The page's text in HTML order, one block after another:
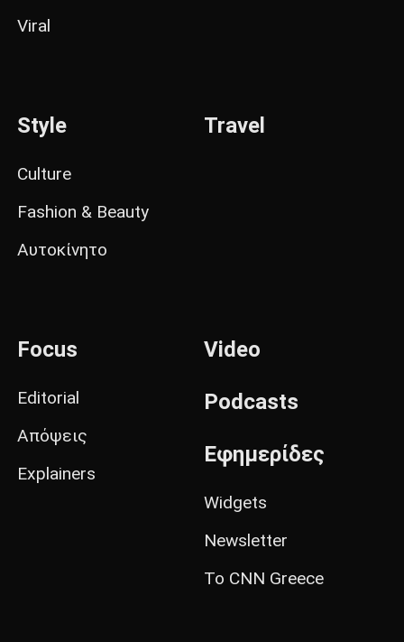
Viral
Style
Culture
Fashion & Beauty
Αυτοκίνητο
Travel
Focus
Editorial
Απόψεις
Explainers
Video
Podcasts
Εφημερίδες
Widgets
Newsletter
Το CNN Greece